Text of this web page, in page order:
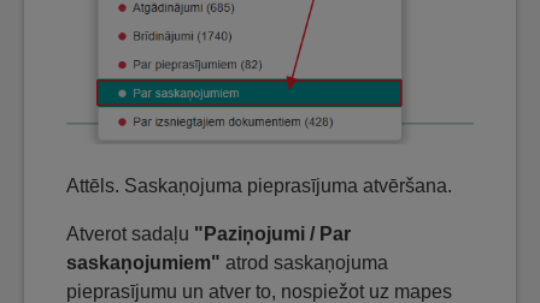
Attēls. Saskaņojuma pieprasījuma atvēršana.
Atverot sadaļu "Paziņojumi / Par
saskaņojumiem" atrod saskaņojuma
pieprasījumu un atver to, nospiežot uz mapes